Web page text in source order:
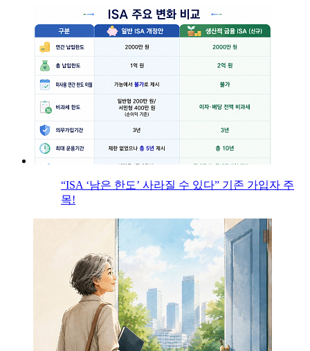
“ISA ‘남은 한도’ 사라질 수 있다” 기존 가입자 주
목!